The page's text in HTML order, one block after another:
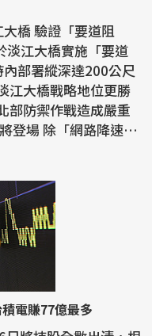
橋 驗證「要道阻
部署縱深達200公尺
江大橋戰略地位更勝
部防禦作戰造成嚴重
電賺77億最多